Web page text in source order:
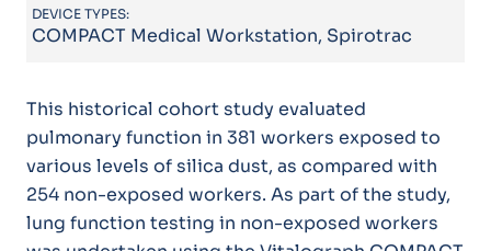
DEVICE TYPES:
COMPACT Medical Workstation, Spirotrac
This historical cohort study evaluated
pulmonary function in 381 workers exposed to
various levels of silica dust, as compared with
254 non-exposed workers. As part of the study,
lung function testing in non-exposed workers